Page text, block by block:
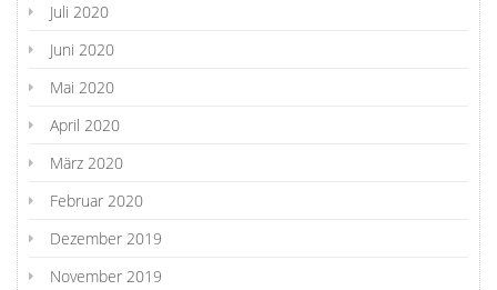
Juli 2020
Juni 2020
Mai 2020
April 2020
März 2020
Februar 2020
Dezember 2019
November 2019